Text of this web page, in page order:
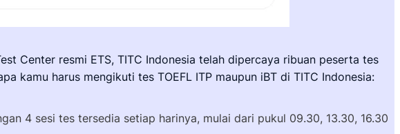
Center resmi ETS, TITC Indonesia telah dipercaya ribuan peserta tes
kamu harus mengikuti tes TOEFL ITP maupun iBT di TITC Indonesia:
4 sesi tes tersedia setiap harinya, mulai dari pukul 09.30, 13.30, 16.30